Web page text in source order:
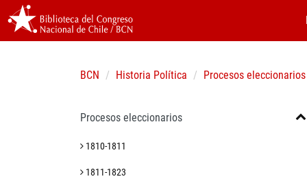
BCN Historia Política Procesos eleccionarios
Procesos eleccionarios
1810-1811
1811-1823